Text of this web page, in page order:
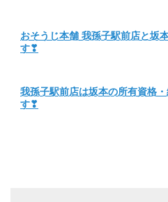
おそうじ本舗 我孫子駅前店と坂
す❣
我孫子駅前店は坂本の所有資格
す❣